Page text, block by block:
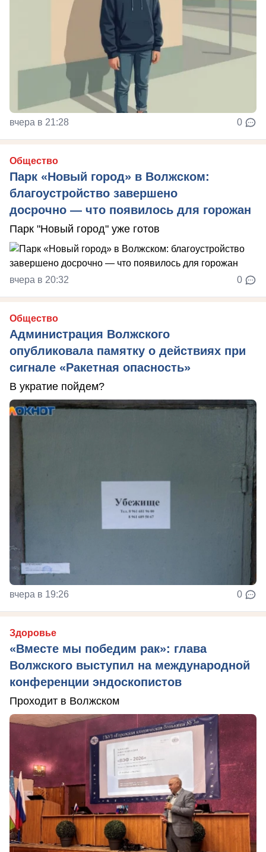
вчера в 21:28 0
Общество
Парк «Новый город» в Волжском:
благоустройство завершено
досрочно — что появилось для горожан
Парк "Новый город" уже готов
вчера в 20:32 0
Общество
Администрация Волжского
опубликовала памятку о действиях при
сигнале «Ракетная опасность»
В укратие пойдем?
вчера в 19:26 0
Здоровье
«Вместе мы победим рак»: глава
Волжского выступил на международной
конференции эндоскопистов
Проходит в Волжском